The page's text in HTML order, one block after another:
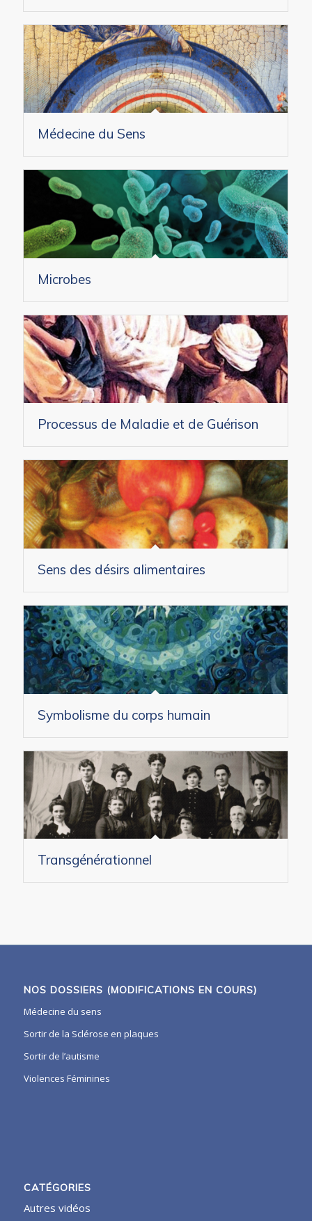
Médecine du Sens
Microbes
Processus de Maladie et de Guérison
Sens des désirs alimentaires
Symbolisme du corps humain
Transgénérationnel
NOS DOSSIERS (MODIFICATIONS EN COURS)
Médecine du sens
Sortir de la Sclérose en plaques
Sortir de l’autisme
Violences Féminines
CATÉGORIES
Autres vidéos